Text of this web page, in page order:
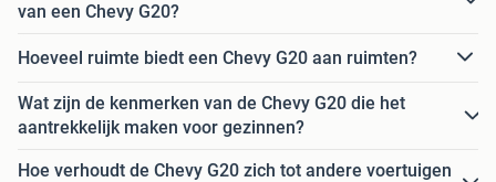
van een Chevy G20?
Hoeveel ruimte biedt een Chevy G20 aan ruimten?
Wat zijn de kenmerken van de Chevy G20 die het
aantrekkelijk maken voor gezinnen?
Hoe verhoudt de Chevy G20 zich tot andere voertuigen